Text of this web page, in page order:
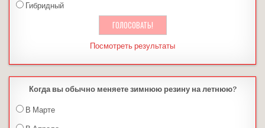
Гибридный
Посмотреть результаты
Когда вы обычно меняете зимнюю резину на летнюю?
В Марте